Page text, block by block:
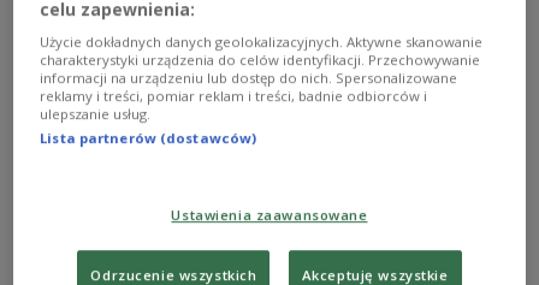
Recepta na sukces Kuby: ściągać od
prymusów nie od matołów!
Kuba Strzyczkowski zrealizował swoje marzenie i
samotnie przepłynął Atlantyk. Przygotowania były
żmudne, ale pan Kuba na każdym etapie wierzył w
celu zapewnienia:
Użycie dokładnych danych geolokalizacyjnych. Aktywne skanowanie
charakterystyki urządzenia do celów identyfikacji. Przechowywanie
informacji na urządzeniu lub dostęp do nich. Spersonalizowane
reklamy i treści, pomiar reklam i treści, badnie odbiorców i
ulepszanie usług.
Lista partnerów (dostawców)
Ustawienia zaawansowane
Odrzucenie wszystkich Akceptuję wszystkie